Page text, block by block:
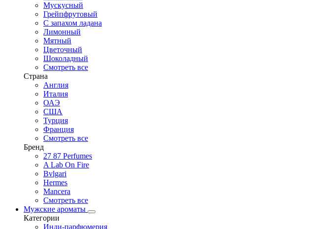
Мускусный
Грейпфрутовый
С запахом ладана
Лимонный
Мятный
Цветочный
Шоколадный
Смотреть все
Страна
Англия
Италия
ОАЭ
США
Турция
Франция
Смотреть все
Бренд
27 87 Perfumes
A Lab On Fire
Bvlgari
Hermes
Mancera
Смотреть все
Мужские ароматы
Категории
Инди-парфюмерия